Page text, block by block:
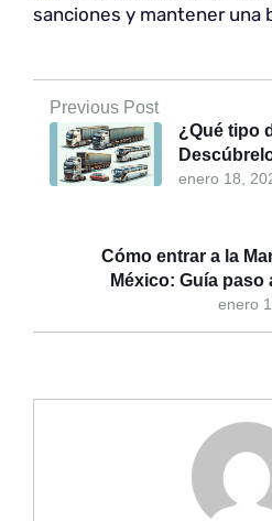
sanciones y mantener una
Previous Post
enero 18,
¿Qué tipo
enero
Cómo entrar a la
México: Guía paso